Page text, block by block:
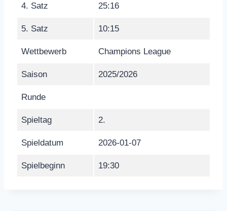
4. Satz 25:16
5. Satz 10:15
Wettbewerb Champions League
Saison 2025/2026
Runde
Spieltag 2.
Spieldatum 2026-01-07
Spielbeginn 19:30